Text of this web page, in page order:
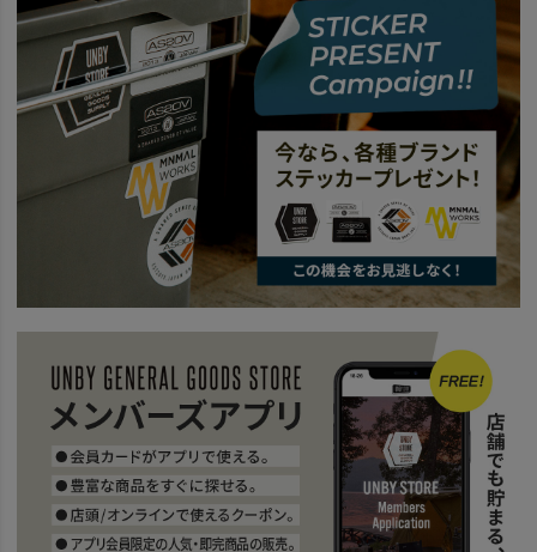
news OTHER
news
news サコッシュ × カードケース
ノベルティキャンペーンにおすすめの組み合わせ